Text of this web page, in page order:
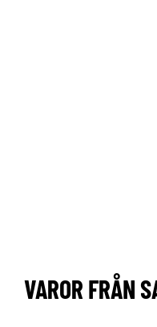
VAROR FRÅN